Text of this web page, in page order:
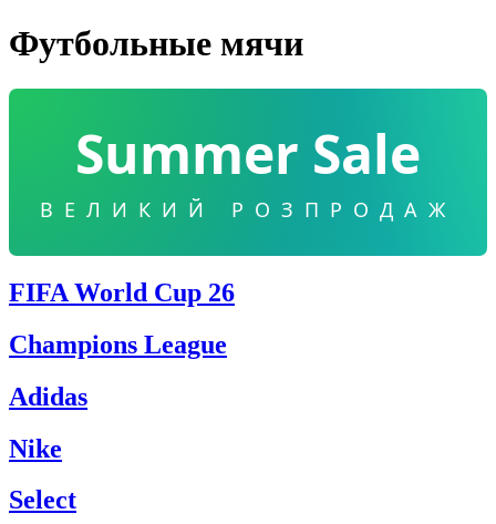
Футбольные мячи
Summer Sale
ВЕЛИКИЙ РОЗПРОДАЖ
FIFA World Cup 26
Champions League
Adidas
Nike
Select